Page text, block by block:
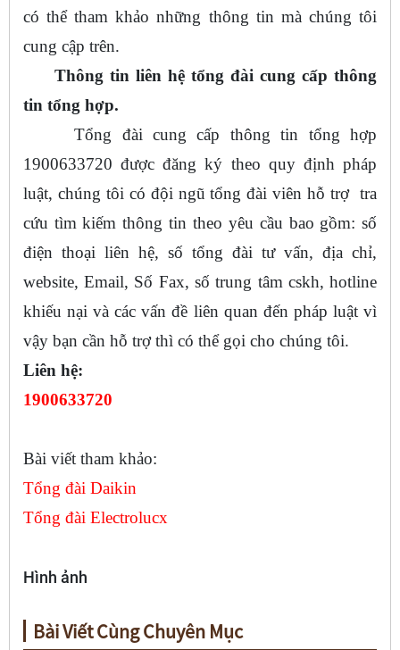
có thể tham khảo những thông tin mà chúng tôi
cung cập trên.
Thông tin liên hệ tổng đài cung cấp thông
tin tổng hợp.
Tổng đài cung cấp thông tin tổng hợp
1900633720 được đăng ký theo quy định pháp
luật, chúng tôi có đội ngũ tổng đài viên hỗ trợ tra
cứu tìm kiếm thông tin theo yêu cầu bao gồm: số
điện thoại liên hệ, số tổng đài tư vấn, địa chỉ,
website, Email, Số Fax, số trung tâm cskh, hotline
khiếu nại và các vấn đề liên quan đến pháp luật vì
vậy bạn cần hỗ trợ thì có thể gọi cho chúng tôi.
Liên hệ:
1900633720
Bài viết tham khảo:
Tổng đài Daikin
Tổng đài Electrolucx
Hình ảnh
Bài Viết Cùng Chuyên Mục